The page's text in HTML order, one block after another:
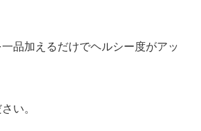
品加えるだけでヘルシー度がアッ
い。